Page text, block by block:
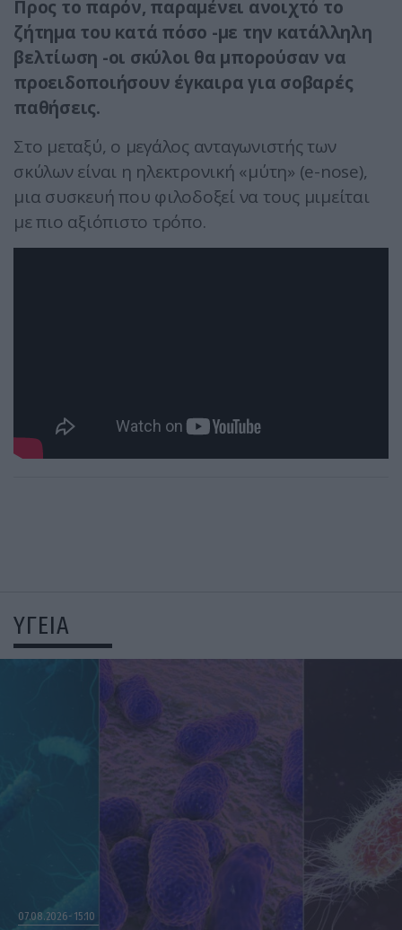
Προς το παρόν, παραμένει ανοιχτό το
ζήτημα του κατά πόσο -με την κατάλληλη
βελτίωση -οι σκύλοι θα μπορούσαν να
προειδοποιήσουν έγκαιρα για σοβαρές
παθήσεις.
Στο μεταξύ, ο μεγάλος ανταγωνιστής των
σκύλων είναι η ηλεκτρονική «μύτη» (e-nose),
μια συσκευή που φιλοδοξεί να τους μιμείται
με πιο αξιόπιστο τρόπο.
ΥΓΕΙΑ
07.08.2026 15:10